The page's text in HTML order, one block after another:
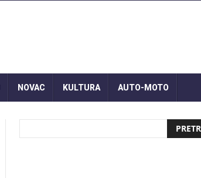
NOVAC KULTURA AUTO-MOTO